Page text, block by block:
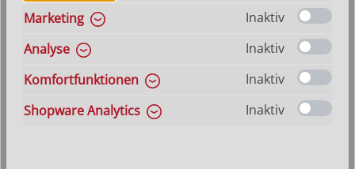
Produkt Anzahl: Gib den gewünschten
VERSANDKOSTENFREI (DE) AB 150,-*
Marketing
Inaktiv
Analyse
Inaktiv
Komfortfunktionen
Inaktiv
Shopware Analytics
Inaktiv